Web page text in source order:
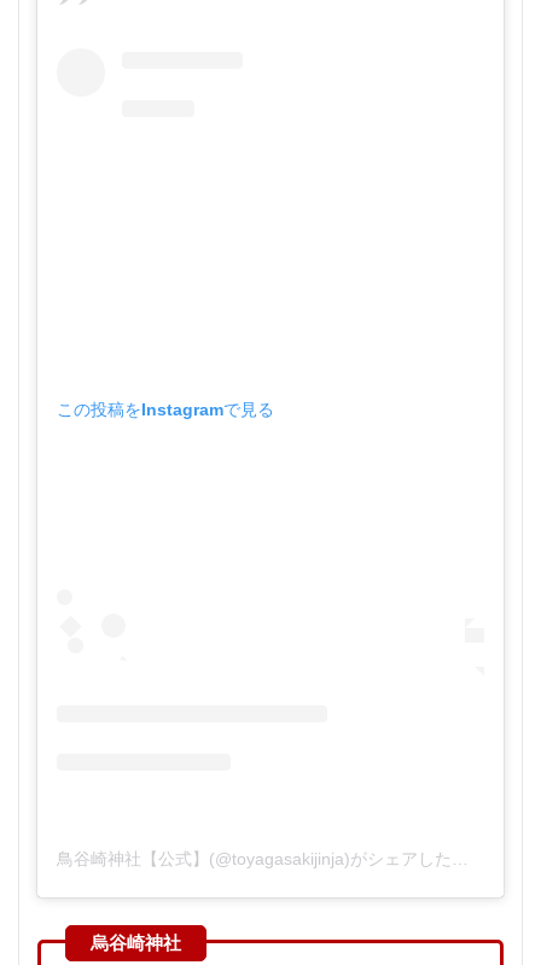
この投稿をInstagramで見る